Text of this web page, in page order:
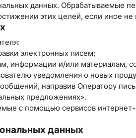
данных. Обрабатываемые
этих целей, если иное
электронных писем;
информации и/или материалам,
уведомления о новых
направив Оператору
предложениях».
с помощью сервисов
данных